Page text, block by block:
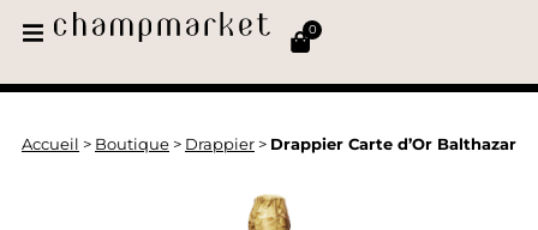
0
Accueil > Boutique > Drappier > Drappier Carte d’Or Balthazar